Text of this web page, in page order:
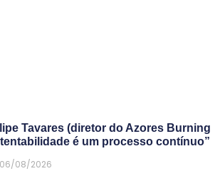
Tavares (diretor do Azores Burning
é um processo contínuo”
06/08/2026